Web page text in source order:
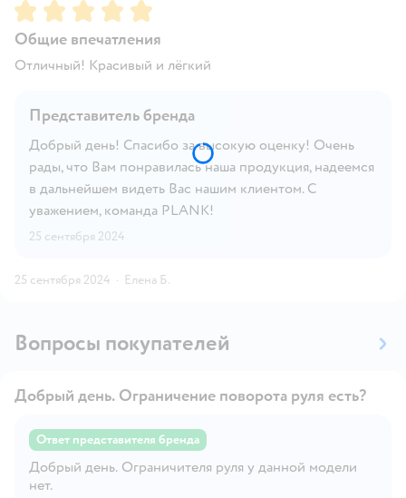
Рейтинг:5
Общие впечатления
Отличный! Красивый и лёгкий
Представитель бренда
Добрый день! Спасибо за высокую оценку! Очень
рады, что Вам понравилась наша продукция, надеемся
в дальнейшем видеть Вас нашим клиентом. С
уважением, команда PLANK!
25 сентября 2024
25 сентября 2024 · Елена Б.
Вопросы покупателей
Открыть вопрос
Добрый день. Ограничение поворота руля есть?
Ответ представителя бренда
Добрый день. Ограничителя руля у данной модели
нет.